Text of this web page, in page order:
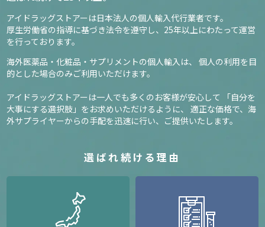
アイドラッグストアーは日本法人の個人輸入代行業者です。
厚生労働省の指導に基づき法令を遵守し、 25年以上にわたって運営
を行っております。
海外医薬品・化粧品・サプリメントの個人輸入は、
個人の利用を目
的とした場合のみご利用いただけます。
アイドラッグストアーは一人でも多くのお客様が安心して
「自分を
大事にする選択肢」をお求めいただけるように、
適正な価格で、海
外サプライヤーからの手配を迅速に行い、ご提供いたします。
選ばれ続ける理由